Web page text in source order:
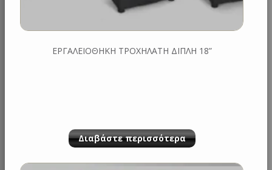
ΕΡΓΑΛΕΙΟΘΗΚΗ ΤΡΟΧΗΛΑΤΗ ΔΙΠΛΗ 18”
Διαβάστε περισσότερα